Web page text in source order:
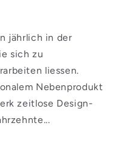
jährlich in der
sich zu
liessen.
Nebenprodukt
zeitlose Design-